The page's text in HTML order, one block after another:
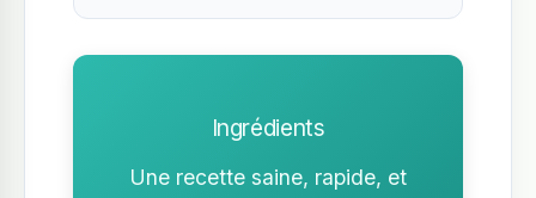
Ingrédients
Une recette saine, rapide, et